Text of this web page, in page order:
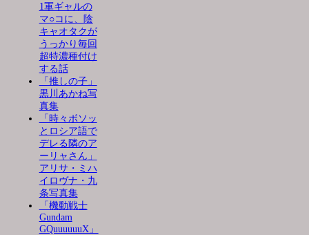
1軍ギャルの
マ○コに、陰
キャオタクが
うっかり毎回
超特濃種付け
する話
「推しの子」
黒川あかね写
真集
「時々ボソッ
とロシア語で
デレる隣のア
ーリャさん」
アリサ・ミハ
イロヴナ・九
条写真集
「機動戦士
Gundam
GQuuuuuuX」